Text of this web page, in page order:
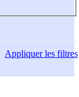
Appliquerles filtres